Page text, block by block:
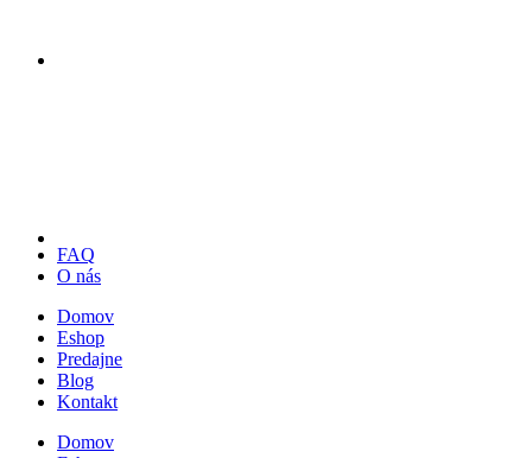
FAQ
O nás
Domov
Eshop
Predajne
Blog
Kontakt
Domov